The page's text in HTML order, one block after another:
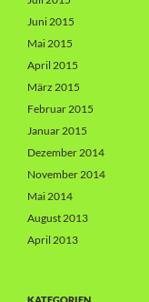
Juni 2015
Mai 2015
April 2015
März 2015
Februar 2015
Januar 2015
Dezember 2014
November 2014
Mai 2014
August 2013
April 2013